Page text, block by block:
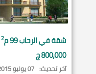
شقة فيالرحاب99 م 2
800,000 ج
آخر تحديث: 07 يوليو 2015